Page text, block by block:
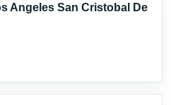
Angeles San Cristobal De